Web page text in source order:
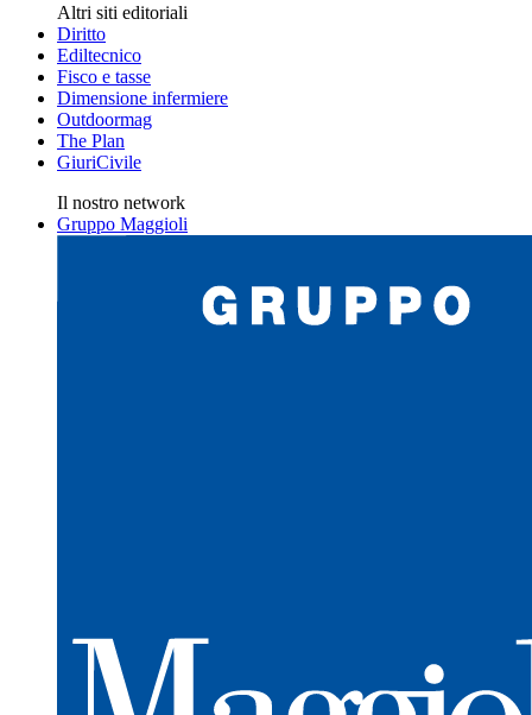
Altri siti editoriali
Diritto
Ediltecnico
Fisco e tasse
Dimensione infermiere
Outdoormag
The Plan
GiuriCivile
Il nostro network
Gruppo Maggioli